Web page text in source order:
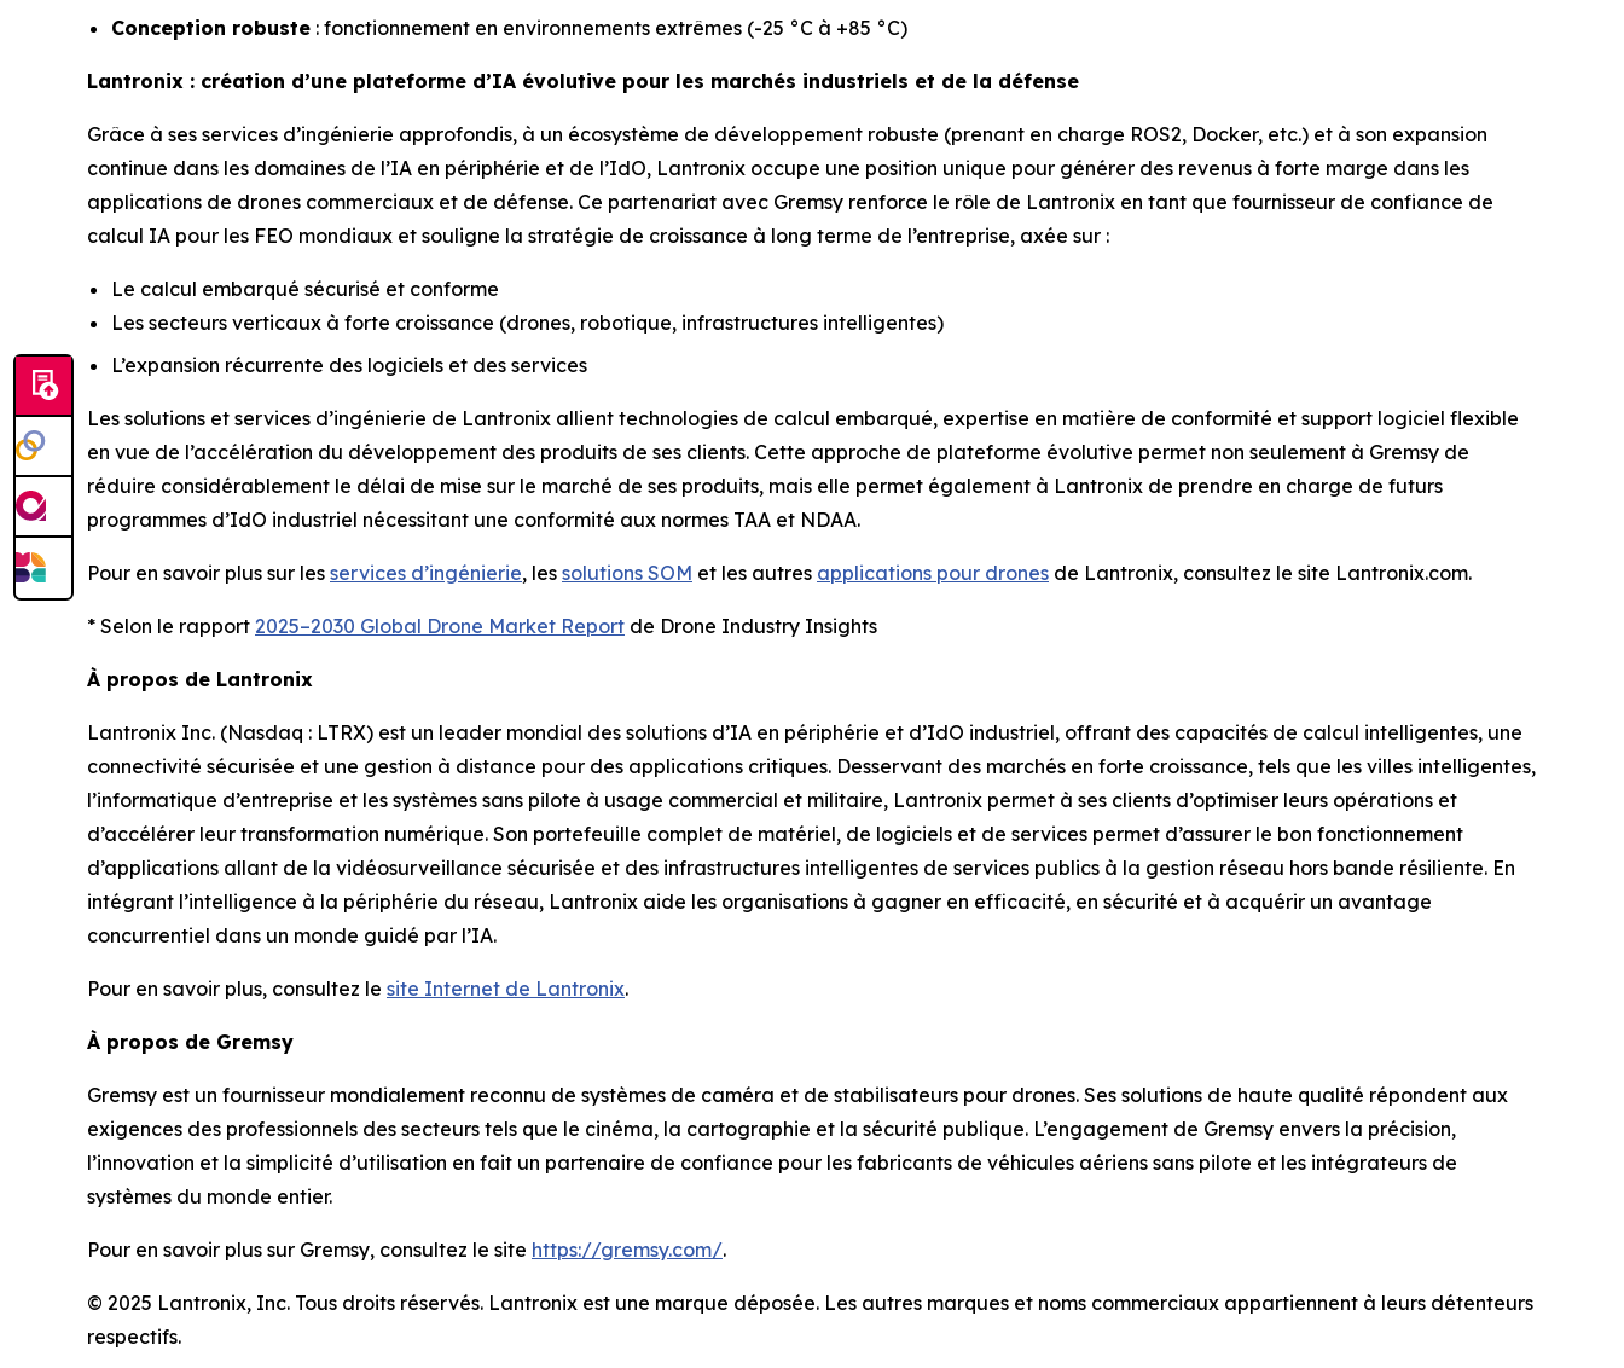
Conception robuste : fonctionnement en environnements extrêmes (-25 °C à +85 °C)
Lantronix : création d’une plateforme d’IA évolutive pour les marchés industriels et de la défense
Grâce à ses services d’ingénierie approfondis, à un écosystème de développement robuste (prenant en charge ROS2, Docker, etc.) et à son expansion
continue dans les domaines de l’IA en périphérie et de l’IdO, Lantronix occupe une position unique pour générer des revenus à forte marge dans les
applications de drones commerciaux et de défense. Ce partenariat avec Gremsy renforce le rôle de Lantronix en tant que fournisseur de confiance de
calcul IA pour les FEO mondiaux et souligne la stratégie de croissance à long terme de l’entreprise, axée sur :
Le calcul embarqué sécurisé et conforme
Les secteurs verticaux à forte croissance (drones, robotique, infrastructures intelligentes)
L’expansion récurrente des logiciels et des services
Les solutions et services d’ingénierie de Lantronix allient technologies de calcul embarqué, expertise en matière de conformité et support logiciel flexible
en vue de l’accélération du développement des produits de ses clients. Cette approche de plateforme évolutive permet non seulement à Gremsy de
réduire considérablement le délai de mise sur le marché de ses produits, mais elle permet également à Lantronix de prendre en charge de futurs
programmes d’IdO industriel nécessitant une conformité aux normes TAA et NDAA.
Pour en savoir plus sur les services d’ingénierie, les solutions SOM et les autres applications pour drones de Lantronix, consultez le site Lantronix.com.
* Selon le rapport 2025–2030 Global Drone Market Report de Drone Industry Insights
À propos de Lantronix
Lantronix Inc. (Nasdaq : LTRX) est un leader mondial des solutions d’IA en périphérie et d’IdO industriel, offrant des capacités de calcul intelligentes, une
connectivité sécurisée et une gestion à distance pour des applications critiques. Desservant des marchés en forte croissance, tels que les villes intelligentes,
l’informatique d’entreprise et les systèmes sans pilote à usage commercial et militaire, Lantronix permet à ses clients d’optimiser leurs opérations et
d’accélérer leur transformation numérique. Son portefeuille complet de matériel, de logiciels et de services permet d’assurer le bon fonctionnement
d’applications allant de la vidéosurveillance sécurisée et des infrastructures intelligentes de services publics à la gestion réseau hors bande résiliente. En
intégrant l’intelligence à la périphérie du réseau, Lantronix aide les organisations à gagner en efficacité, en sécurité et à acquérir un avantage
concurrentiel dans un monde guidé par l’IA.
Pour en savoir plus, consultez le site Internet de Lantronix.
À propos de Gremsy
Gremsy est un fournisseur mondialement reconnu de systèmes de caméra et de stabilisateurs pour drones. Ses solutions de haute qualité répondent aux
exigences des professionnels des secteurs tels que le cinéma, la cartographie et la sécurité publique. L’engagement de Gremsy envers la précision,
l’innovation et la simplicité d’utilisation en fait un partenaire de confiance pour les fabricants de véhicules aériens sans pilote et les intégrateurs de
systèmes du monde entier.
Pour en savoir plus sur Gremsy, consultez le site https://gremsy.com/.
© 2025 Lantronix, Inc. Tous droits réservés. Lantronix est une marque déposée. Les autres marques et noms commerciaux appartiennent à leurs détenteurs
respectifs.